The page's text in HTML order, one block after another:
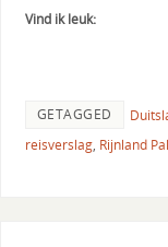
Vind ik leuk:
GETAGGED
reisverslag, Rijnland